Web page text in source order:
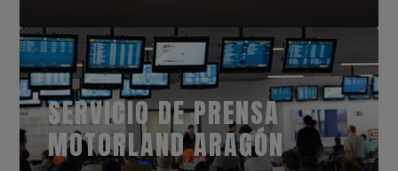
SERVICIO DE PRENSA
MOTORLAND ARAGÓN